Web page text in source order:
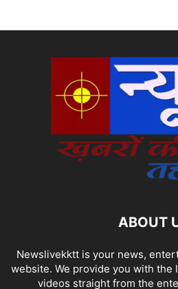
ABOUT
Newslivekktt is your news,
website. We provide you with the
videos straight from the